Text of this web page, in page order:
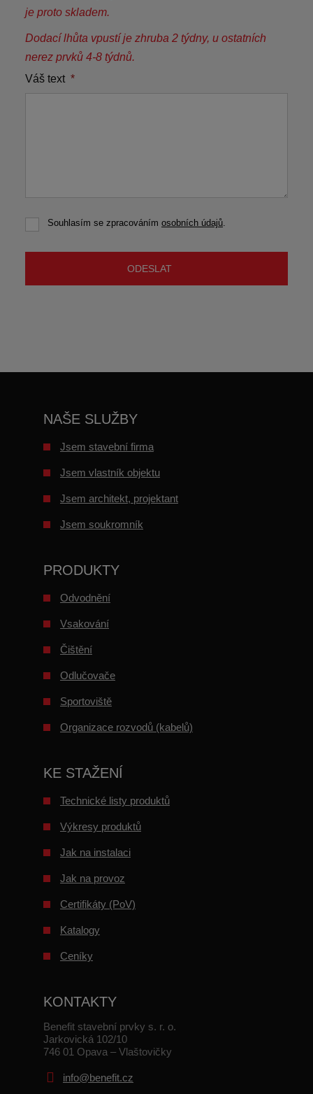
je proto skladem.
Dodací lhůta vpustí je zhruba 2 týdny, u ostatních
nerez prvků 4-8 týdnů.
Váš text *
SouhlasímSouhlasím se zpracováním osobních údajů
ODESLAT
NAŠE SLUŽBY
Jsem stavební firma
Jsem vlastník objektu
Jsem architekt, projektant
Jsem soukromník
PRODUKTY
Odvodnění
Vsakování
Čištění
Odlučovače
Sportoviště
Organizace rozvodů (kabelů)
KE STAŽENÍ
Technické listy produktů
Výkresy produktů
Jak na instalaci
Jak na provoz
Certifikáty (PoV)
Katalogy
Ceníky
KONTAKTY
Benefit stavební prvky s. r. o.
Jarkovická 102/10
746 01 Opava – Vlaštovičky
info@benefit.cz